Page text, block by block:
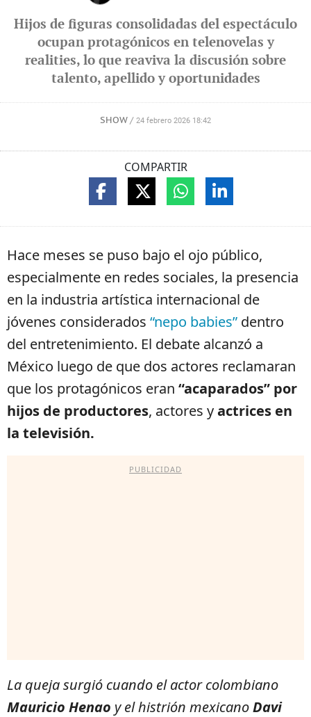
Hijos de figuras consolidadas del espectáculo
ocupan protagónicos en telenovelas y
realities, lo que reaviva la discusión sobre
talento, apellido y oportunidades
SHOW / 24 febrero 2026 18:42
COMPARTIR
Hace meses se puso bajo el ojo público,
especialmente en redes sociales, la presencia
en la industria artística internacional de
jóvenes considerados “nepo babies” dentro
del entretenimiento. El debate alcanzó a
México luego de que dos actores reclamaran
que los protagónicos eran “acaparados” por
hijos de productores, actores yactrices en
la televisión.
PUBLICIDAD
La queja surgió cuando el actor colombiano
Mauricio Henao y el histrión mexicanoDavi